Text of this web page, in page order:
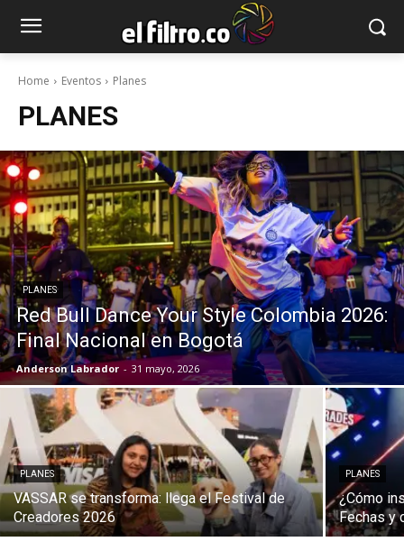
Home Eventos Planes
PLANES
PLANES
Red Bull Dance Your Style Colombia 2026:
Final Nacional en Bogotá
Anderson Labrador - 31 mayo, 2026
PLANES
VASSAR se transforma: llega el Festival de
Creadores 2026
PLANES
¿Cómo
Fechas y